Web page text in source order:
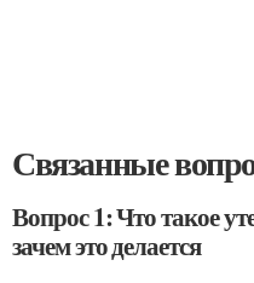
Связанные
Вопрос 1: Что такое
зачем это делается